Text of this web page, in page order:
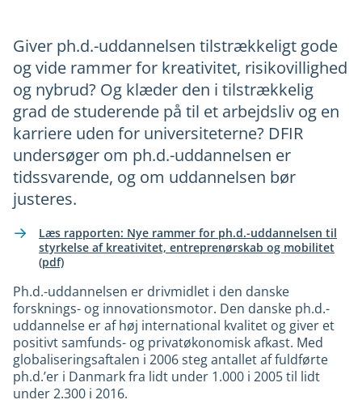
Giver ph.d.-uddannelsen tilstrækkeligt gode
og vide rammer for kreativitet, risikovillighed
og nybrud? Og klæder den i tilstrækkelig
grad de studerende på til et arbejdsliv og en
karriere uden for universiteterne? DFIR
undersøger om ph.d.-uddannelsen er
tidssvarende, og om uddannelsen bør
justeres.
Læs rapporten: Nye rammer for ph.d.-uddannelsen til
styrkelse af kreativitet, entreprenørskab og mobilitet
(pdf)
Ph.d.-uddannelsen er drivmidlet i den danske
forsknings- og innovationsmotor. Den danske ph.d.-
uddannelse er af høj international kvalitet og giver et
positivt samfunds- og privatøkonomisk afkast. Med
globaliseringsaftalen i 2006 steg antallet af fuldførte
ph.d.’er i Danmark fra lidt under 1.000 i 2005 til lidt
under 2.300 i 2016.